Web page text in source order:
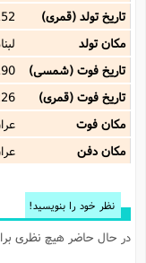
تاریخ تولد (قمری)
مکان تولد
تاریخ فوت (شمسی)
تاریخ فوت (قمری)
مکان فوت
مکان دفن
نظر خود را بنویسید!
در حال حاضر هیچ نظری